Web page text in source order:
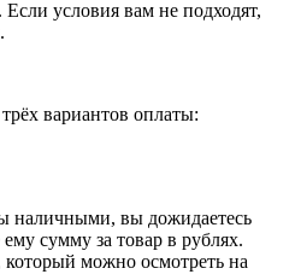
условия вам не подходят,
вариантов оплаты:
наличными, вы дожидаетесь
сумму за товар в рублях.
который можно осмотреть на